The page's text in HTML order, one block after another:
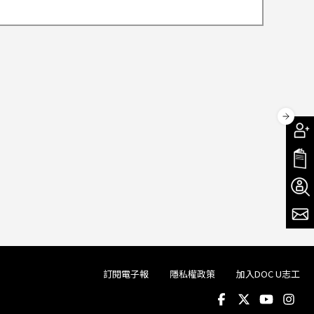
訂閱電子報 隱私權政策 加入DOC U志工